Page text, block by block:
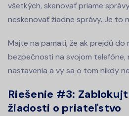
všetkých, skenovať priame
neskenovať žiadne správy. Je to
Majte na pamäti, že ak prejdú do
bezpečnosti na svojom telefóne,
nastavenia a vy sa o tom nikdy
Riešenie #3:
žiadosti o priateľstvo